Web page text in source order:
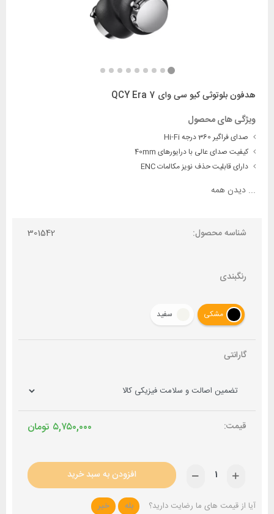
هدفون بلوتوثی کیو سی وای QCY Era 7
ویژگی های محصول
صدای فراگیر 360 درجه Hi-Fi
کیفیت صدای عالی با درایورهای 40mm
دارای قابلیت حذف نویز مکالمات ENC
... دیدن همه
شناسه محصول: 301542
رنگبندی
مشکی سفید
گارانتی
تومان ۵,۷۵۰,۰۰۰
افزودن به سبد خرید
آیا از قیمت های ما رضایت دارید؟ بله خیر